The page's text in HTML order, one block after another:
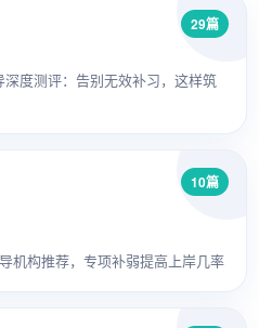
29篇
度测评：告别无效补习，这样筑
10篇
机构推荐，专项补弱提高上岸几率